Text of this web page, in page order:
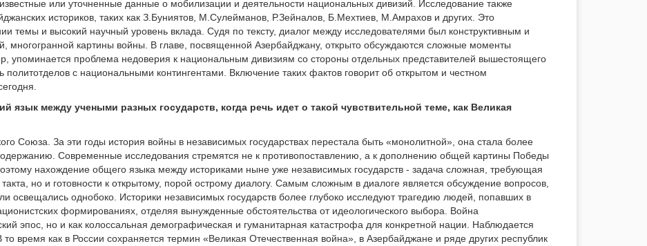
или уточненные данные о мобилизации и деятельности национальных дивизий. Исследование также
историков, таких как З.Буниятов, М.Сулейманов, Р.Зейналов, Б.Мехтиев, М.Амрахов и других. Это
темы и высокий научный уровень вклада. Судя по тексту, диалог между исследователями был конструктивным и
многогранной картины войны. В главе, посвященной Азербайджану, открыто обсуждаются сложные моменты
упоминается проблема недоверия к национальным дивизиям со стороны отдельных представителей вышестоящего
политотделов с национальными контингентами. Включение таких фактов говорит об открытом и честном
язык между учеными разных государств, когда речь идет о такой чувствительной теме, как Великая
Союза. За эти годы история войны в независимых государствах перестала быть «монолитной», она стала более
Современные исследования стремятся не к противопоставлению, а к дополнению общей картины Победы
нахождение общего языка между историками ныне уже независимых государств - задача сложная, требующая
но и готовности к открытому, порой острому диалогу. Самым сложным в диалоге является обсуждение вопросов,
освещались однобоко. Историки независимых государств более глубоко исследуют трагедию людей, попавших в
формированиях, отделяя вынужденные обстоятельства от идеологического выбора. Война
эпос, но и как колоссальная демографическая и гуманитарная катастрофа для конкретной нации. Наблюдается
время как в России сохраняется термин «Великая Отечественная война», в Азербайджане и ряде других республик